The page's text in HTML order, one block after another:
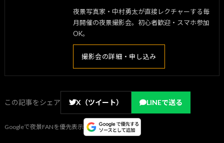
夜景写真家・中村勇太が直接レクチャーする毎
月開催の夜景撮影会。初心者歓迎・スマホ参加
OK。
撮影会の詳細・申し込み
この記事をシェア X（ツイート） LINEで送る
Googleで夜景FANを優先表示